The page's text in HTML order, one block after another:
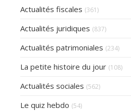
Actualités fiscales (361)
Actualités juridiques (837)
Actualités patrimoniales (234)
La petite histoire du jour (108)
Actualités sociales (562)
Le quiz hebdo (54)